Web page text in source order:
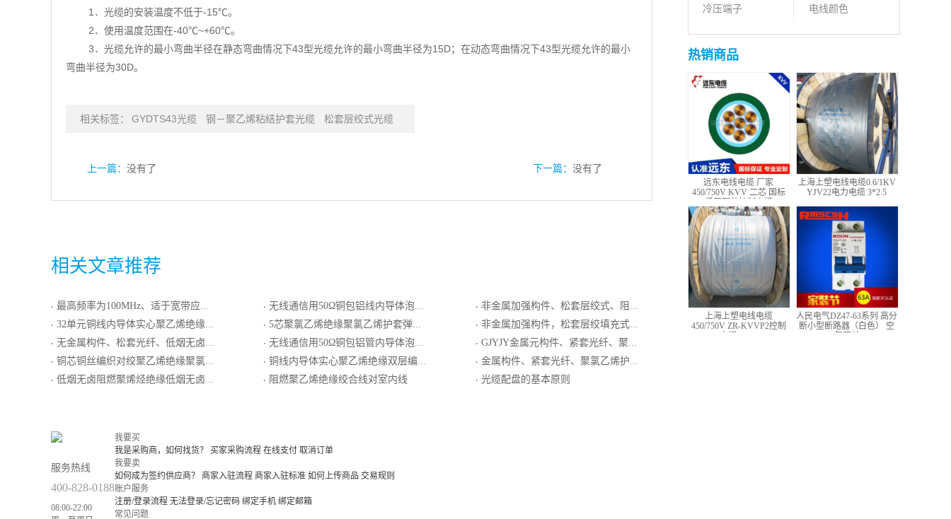
1．光缆的安装温度不低于-15℃。
2．使用温度范围在-40℃~+60℃。
3．光缆允许的最小弯曲半径在静态弯曲情况下43型光缆允许的最小弯曲半径为15D；在动态弯曲情况下43型光缆允许的最小
弯曲半径为30D。
相关标签： GYDTS43光缆 钢－聚乙烯粘结护套光缆 松套层绞式光缆
上一篇： 没有了 下一篇： 没有了
相关文章推荐
· 最高频率为100MHz、适于宽带应用的铜芯泡沫实心皮聚烯烃绝缘铝塑粘结型综合护套市内通信电缆
· 32单元铜线内导体实心聚乙烯绝缘单层编织屏蔽外导体低烟无卤阻燃聚烯烃护套集束局用同轴电缆
· 无金属构件、松套光纤、低烟无卤护套室内分支光缆GJBFH
· 铜芯铜丝编织对绞聚乙烯绝缘聚氯乙烯护套软导体计算机电缆
· 低烟无卤阻燃聚烯烃绝缘低烟无卤阻燃聚烯烃护套最高传输频率100MHz(双工）数字通信用主干对绞电缆
· 无线通信用50Ω铜包铝线内导体泡沫聚乙烯绝缘螺旋形皱纹铜管外导体聚乙烯护套同轴射频电缆
· 5芯聚氯乙烯绝缘聚氯乙烯护套弹簧形电话软线
· 无线通信用50Ω铜包铝管内导体泡沫聚乙烯绝缘环形皱纹铜管外导体阻燃聚乙烯护套同轴射频电缆
· 铜线内导体实心聚乙烯绝缘双层编织屏蔽外导体聚氯乙烯护套局用同轴电缆
· 阻燃聚乙烯绝缘绞合线对室内线
· 非金属加强构件、松套层绞式、阻燃护套室内光缆
· 非金属加强构件，松套层绞填充式、阻燃聚乙烯护套、自承式通信用室外光缆
· GJYJY金属元构件、紧套光纤、聚乙烯护套室内外光缆
· 金属构件、紧套光纤、聚氯乙烯护套室内分支光缆GJBJV
· 光缆配盘的基本原则
冷压端子
电线颜色
热销商品
远东电线电缆 厂家
450/750V KVV 二芯 国标
上海上塑电线电缆0.6/1KV
YJV22电力电缆 3*2.5
上海上塑电线电缆
450/750V ZR-KVVP2控制
人民电气DZ47-63系列 高分
断小型断路器（白色） 空
服务热线
400-828-0188
08:00-22:00
我要买
我是采购商，如何找货？
买家采购流程 在线支付 取消订单
我要卖
如何成为签约供应商？
商家入驻流程 商家入驻标准 如何上传商品 交易规则
账户服务
注册/登录流程 无法登录/忘记密码 绑定手机 绑定邮箱
常见问题